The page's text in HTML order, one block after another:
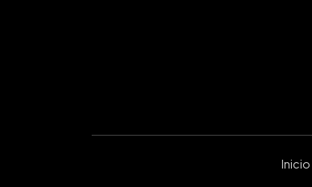
Inicio